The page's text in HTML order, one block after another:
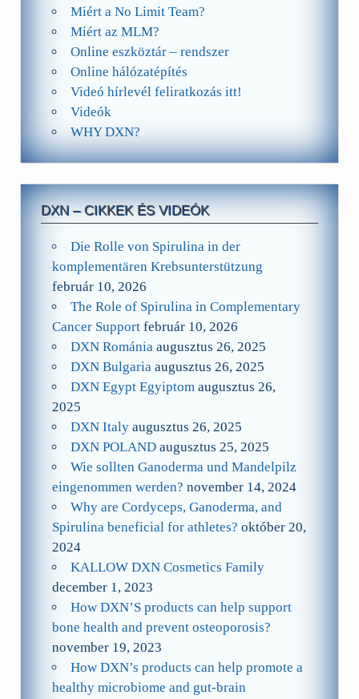
Miért a No Limit Team?
Miért az MLM?
Online eszköztár – rendszer
Online hálózatépítés
Videó hírlevél feliratkozás itt!
Videók
WHY DXN?
DXN – CIKKEK ÉS VIDEÓK
Die Rolle von Spirulina in der
komplementären Krebsunterstützung
február 10, 2026
The Role of Spirulina in Complementary
Cancer Support február 10, 2026
DXN Románia augusztus 26, 2025
DXN Bulgaria augusztus 26, 2025
DXN Egypt Egyiptom augusztus 26,
2025
DXN Italy augusztus 26, 2025
DXN POLAND augusztus 25, 2025
Wie sollten Ganoderma und Mandelpilz
eingenommen werden? november 14, 2024
Why are Cordyceps, Ganoderma, and
Spirulina beneficial for athletes? október 20,
2024
KALLOW DXN Cosmetics Family
december 1, 2023
How DXN’S products can help support
bone health and prevent osteoporosis?
november 19, 2023
How DXN’s products can help promote a
healthy microbiome and gut-brain